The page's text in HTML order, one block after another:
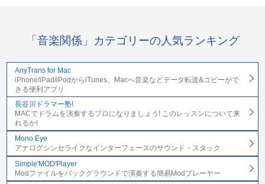
「音楽関係」カテゴリーの人気ランキング
AnyTrans for Mac
iPhone/iPad/iPodからiTunes、Macへ音楽などデータ転送&コピーがで
きる便利アプリ
長谷川ドラマー塾!
MACでドラムを演奏するプロになりましょう! このレッスンについて来
れるか!
Mono Eye
アナログシンセライクなインターフェースのサウンド・スタック
Simple'MOD'Player
Modファイルをバックグラウンドで演奏する簡易Modプレーヤー